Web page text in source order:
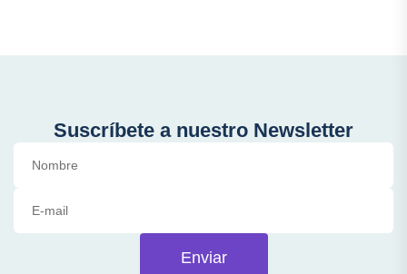
Suscríbete a nuestro Newsletter
Enviar